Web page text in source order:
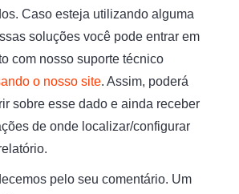
Caso esteja utilizando alguma
soluções você pode entrar em
com nosso suporte técnico
o nosso site. Assim, poderá
sobre esse dado e ainda receber
de onde localizar/configurar
pelo seu comentário. Um